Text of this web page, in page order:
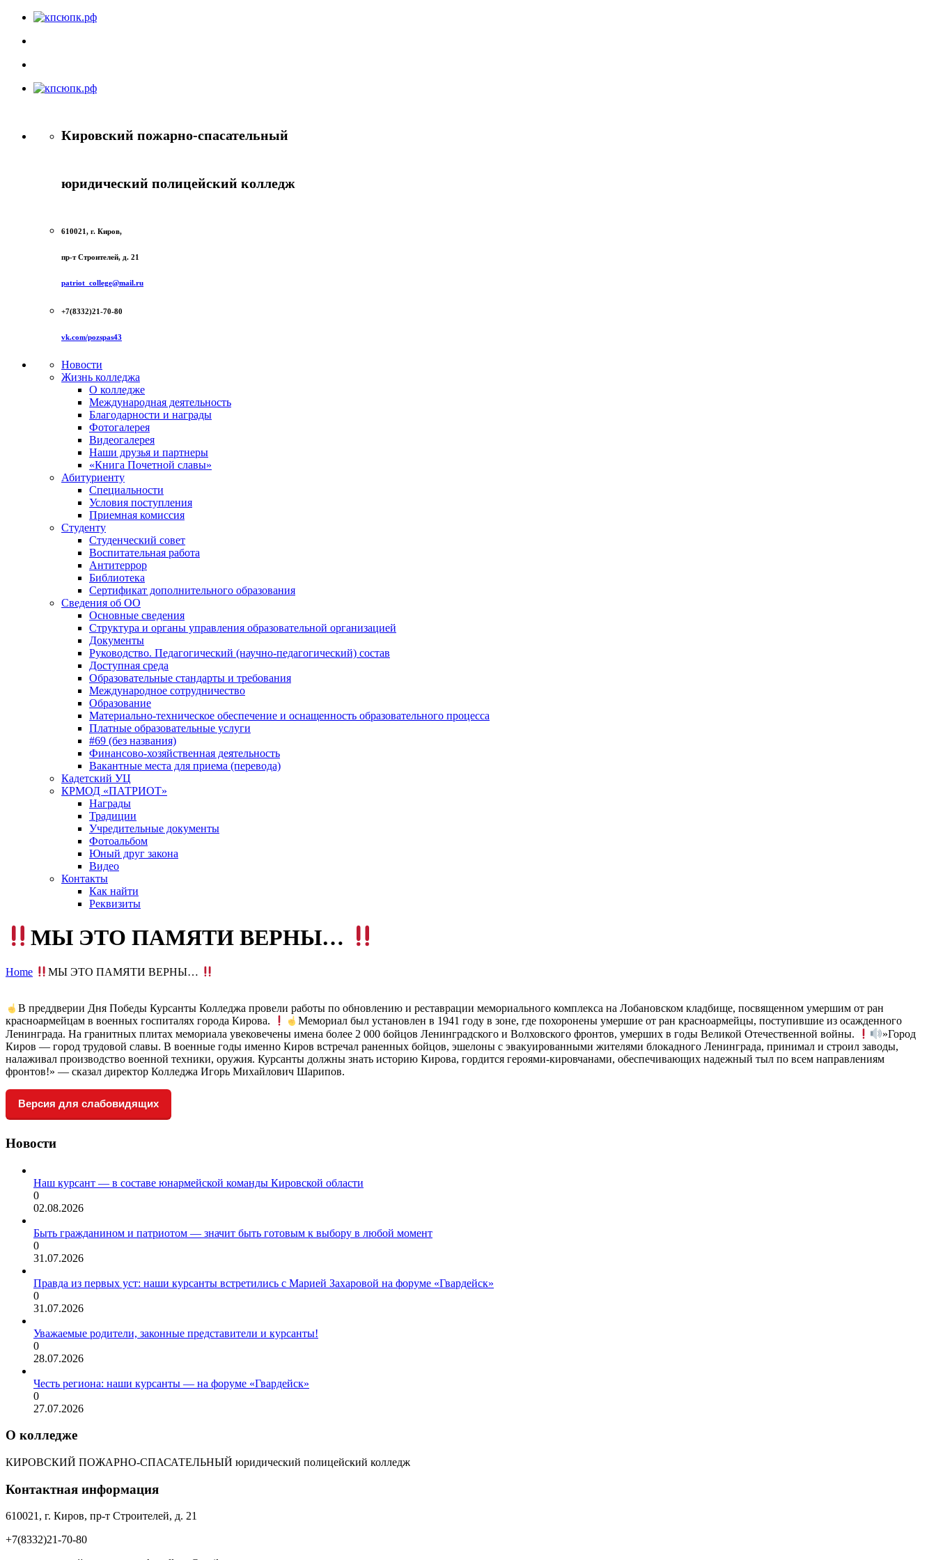
Кировский пожарно-спасательный
юридический полицейский колледж
610021, г. Киров,
пр-т Строителей, д. 21
patriot_college@mail.ru
+7(8332)21-70-80
vk.com/pozspas43
Новости
Жизнь колледжа
О колледже
Международная деятельность
Благодарности и награды
Фотогалерея
Видеогалерея
Наши друзья и партнеры
«Книга Почетной славы»
Абитуриенту
Специальности
Условия поступления
Приемная комиссия
Студенту
Студенческий совет
Воспитательная работа
Антитеррор
Библиотека
Сертификат дополнительного образования
Сведения об ОО
Основные сведения
Структура и органы управления образовательной организацией
Документы
Руководство. Педагогический (научно-педагогический) состав
Доступная среда
Образовательные стандарты и требования
Международное сотрудничество
Образование
Материально-техническое обеспечение и оснащенность образовательного процесса
Платные образовательные услуги
#69 (без названия)
Финансово-хозяйственная деятельность
Вакантные места для приема (перевода)
Кадетский УЦ
КРМОД «ПАТРИОТ»
Награды
Традиции
Учредительные документы
Фотоальбом
Юный друг закона
Видео
Контакты
Как найти
Реквизиты
МЫ ЭТО ПАМЯТИ ВЕРНЫ…
Home МЫ ЭТО ПАМЯТИ ВЕРНЫ…
В преддверии Дня Победы Курсанты Колледжа провели работы по обновлению и реставрации мемориального комплекса на Лобановском кладбище, посвященном умершим от ран
красноармейцам в военных госпиталях города Кирова.
Мемориал был установлен в 1941 году в зоне, где похоронены умершие от ран красноармейцы, поступившие из осажденного
Ленинграда. На гранитных плитах мемориала увековечены имена более 2 000 бойцов Ленинградского и Волховского фронтов, умерших в годы Великой Отечественной войны.
»Город
Киров — город трудовой славы. В военные годы именно Киров встречал раненных бойцов, эшелоны с эвакуированными жителями блокадного Ленинграда, принимал и строил заводы,
налаживал производство военной техники, оружия. Курсанты должны знать историю Кирова, гордится героями-кировчанами, обеспечивающих надежный тыл по всем направлениям
фронтов!» — сказал директор Колледжа Игорь Михайлович Шарипов.
Версия для слабовидящих
Новости
Наш курсант — в составе юнармейской команды Кировской области
0
02.08.2026
Быть гражданином и патриотом — значит быть готовым к выбору в любой момент
0
31.07.2026
Правда из первых уст: наши курсанты встретились с Марией Захаровой на форуме «Гвардейск»
0
31.07.2026
Уважаемые родители, законные представители и курсанты!
0
28.07.2026
Честь региона: наши курсанты — на форуме «Гвардейск»
0
27.07.2026
О колледже
КИРОВСКИЙ ПОЖАРНО-СПАСАТЕЛЬНЫЙ юридический полицейский колледж
Контактная информация
610021, г. Киров, пр-т Строителей, д. 21
+7(8332)21-70-80